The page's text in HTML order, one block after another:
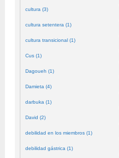
cultura (3)
cultura setentera (1)
cultura transicional (1)
Cus (1)
Dagoueh (1)
Damieta (4)
darbuka (1)
David (2)
debilidad en los miembros (1)
debilidad gástrica (1)